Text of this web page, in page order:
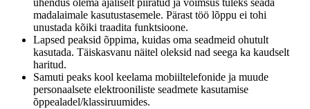
ühendus olema ajaliselt piiratud ja võimsus tuleks seada
madalaimale kasutustasemele. Pärast töö lõppu ei tohi
unustada kõiki traadita funktsioone.
Lapsed peaksid õppima, kuidas oma seadmeid ohutult
kasutada. Täiskasvanu näitel oleksid nad seega ka kaudselt
haritud.
Samuti peaks kool keelama mobiiltelefonide ja muude
personaalsete elektrooniliste seadmete kasutamise
õppealadel/klassiruumides.